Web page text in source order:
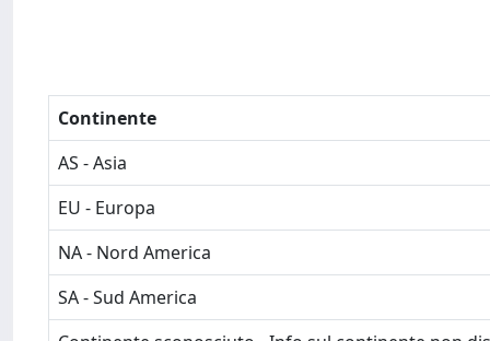
Continente
AS - Asia
EU - Europa
NA - Nord America
SA - Sud America